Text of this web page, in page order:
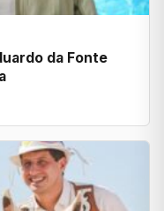
da Fonte